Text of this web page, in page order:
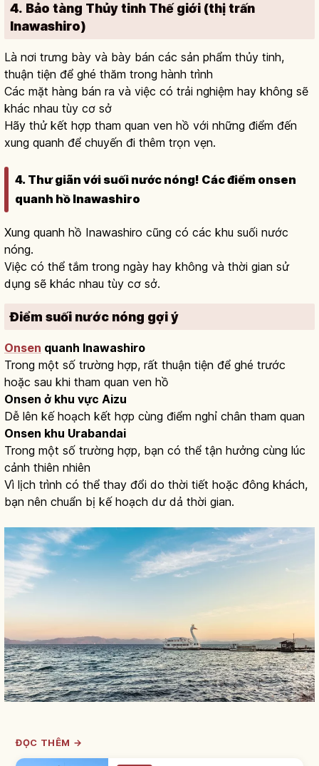
4. Bảo tàng Thủy tinh Thế giới (thị trấn
Inawashiro)
Là nơi trưng bày và bày bán các sản phẩm thủy tinh,
thuận tiện để ghé thăm trong hành trình
Các mặt hàng bán ra và việc có trải nghiệm hay không sẽ
khác nhau tùy cơ sở
Hãy thử kết hợp tham quan ven hồ với những điểm đến
xung quanh để chuyến đi thêm trọn vẹn.
4. Thư giãn với suối nước nóng! Các điểm onsen
quanh hồ Inawashiro
Xung quanh hồ Inawashiro cũng có các khu suối nước
nóng.
Việc có thể tắm trong ngày hay không và thời gian sử
dụng sẽ khác nhau tùy cơ sở.
Điểm suối nước nóng gợi ý
Onsen quanh Inawashiro
Trong một số trường hợp, rất thuận tiện để ghé trước
hoặc sau khi tham quan ven hồ
Onsen ở khu vực Aizu
Dễ lên kế hoạch kết hợp cùng điểm nghỉ chân tham quan
Onsen khu Urabandai
Trong một số trường hợp, bạn có thể tận hưởng cùng lúc
cảnh thiên nhiên
Vì lịch trình có thể thay đổi do thời tiết hoặc đông khách,
bạn nên chuẩn bị kế hoạch dư dả thời gian.
ĐỌC THÊM →